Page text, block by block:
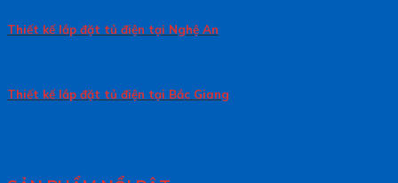
Thiết kế lắp đặt tủ điện tại Nghệ An
Thiết kế lắp đặt tủ điện tại Bắc Giang